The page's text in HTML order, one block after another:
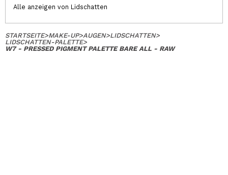
Alle anzeigen von Lidschatten
STARTSEITE>MAKE-UP>AUGEN>LIDSCHATTEN>
LIDSCHATTEN-PALETTE>
W7 - PRESSED PIGMENT PALETTE BARE ALL - RAW